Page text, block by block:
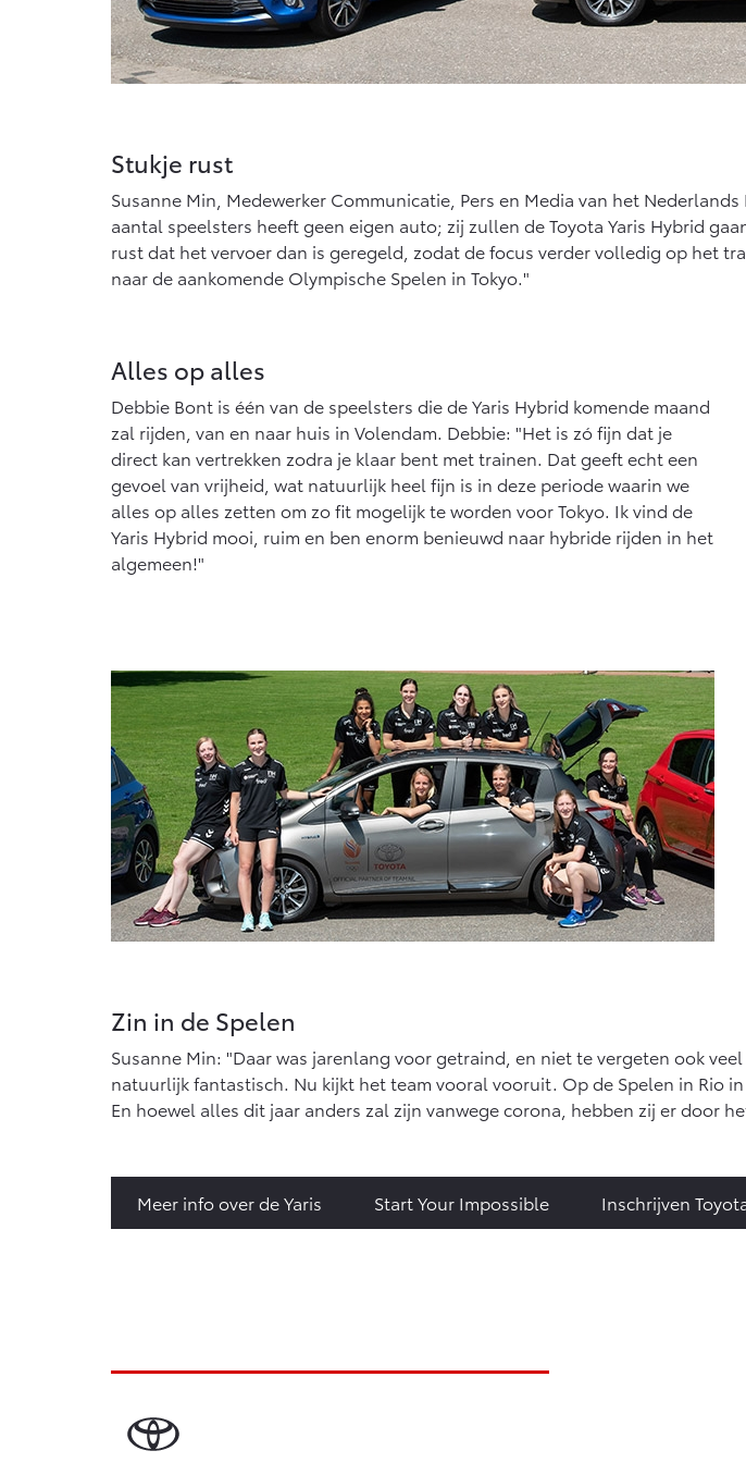
Stukje rust
Susanne Min, Medewerker Communicatie, Pers en Media van het
aantal speelsters heeft geen eigen auto; zij zullen de Toyota Yaris Hybrid
rust dat het vervoer dan is geregeld, zodat de focus verder volledig op het
naar de aankomende Olympische Spelen in Tokyo."
Alles op alles
Debbie Bont is één van de speelsters die de Yaris Hybrid komende maand
zal rijden, van en naar huis in Volendam. Debbie: "Het is zó fijn dat je
direct kan vertrekken zodra je klaar bent met trainen. Dat geeft echt een
gevoel van vrijheid, wat natuurlijk heel fijn is in deze periode waarin we
alles op alles zetten om zo fit mogelijk te worden voor Tokyo. Ik vind de
Yaris Hybrid mooi, ruim en ben enorm benieuwd naar hybride rijden in het
algemeen!"
Zin in de Spelen
Susanne Min: "Daar was jarenlang voor getraind, en niet te vergeten ook
natuurlijk fantastisch. Nu kijkt het team vooral vooruit. Op de Spelen in Rio
En hoewel alles dit jaar anders zal zijn vanwege corona, hebben zij er door
Meer info over de Yaris Start Your Impossible Inschrijven